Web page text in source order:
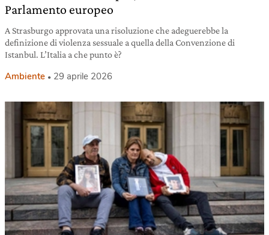
Parlamento europeo
A Strasburgo approvata una risoluzione che adeguerebbe la
definizione di violenza sessuale a quella della Convenzione di
Istanbul. L’Italia a che punto è?
Ambiente 29 aprile 2026